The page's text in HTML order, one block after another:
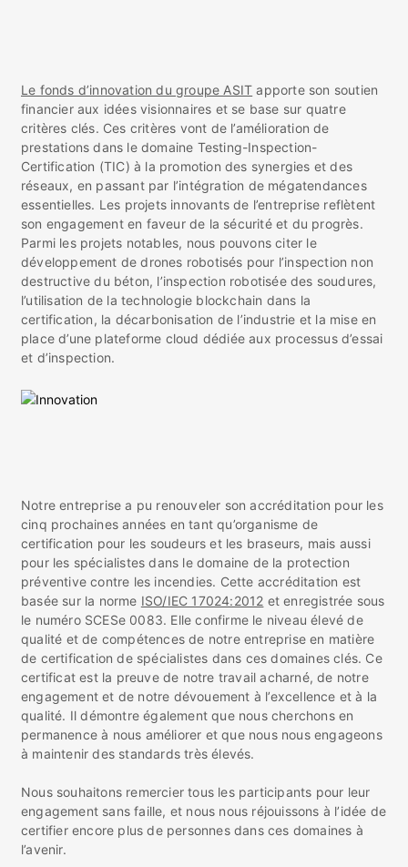
Le fonds d’innovation du groupe ASIT apporte son soutien
financier aux idées visionnaires et se base sur quatre
critères clés. Ces critères vont de l’amélioration de
prestations dans le domaine Testing-Inspection-
Certification (TIC) à la promotion des synergies et des
réseaux, en passant par l’intégration de mégatendances
essentielles. Les projets innovants de l’entreprise reflètent
son engagement en faveur de la sécurité et du progrès.
Parmi les projets notables, nous pouvons citer le
développement de drones robotisés pour l’inspection non
destructive du béton, l’inspection robotisée des soudures,
l’utilisation de la technologie blockchain dans la
certification, la décarbonisation de l’industrie et la mise en
place d’une plateforme cloud dédiée aux processus d’essai
et d’inspection.
Notre entreprise a pu renouveler son accréditation pour les
cinq prochaines années en tant qu’organisme de
certification pour les soudeurs et les braseurs, mais aussi
pour les spécialistes dans le domaine de la protection
préventive contre les incendies. Cette accréditation est
basée sur la norme ISO/IEC 17024:2012 et enregistrée sous
le numéro SCESe 0083. Elle confirme le niveau élevé de
qualité et de compétences de notre entreprise en matière
de certification de spécialistes dans ces domaines clés. Ce
certificat est la preuve de notre travail acharné, de notre
engagement et de notre dévouement à l’excellence et à la
qualité. Il démontre également que nous cherchons en
permanence à nous améliorer et que nous nous engageons
à maintenir des standards très élevés.
Nous souhaitons remercier tous les participants pour leur
engagement sans faille, et nous nous réjouissons à l’idée de
certifier encore plus de personnes dans ces domaines à
l’avenir.